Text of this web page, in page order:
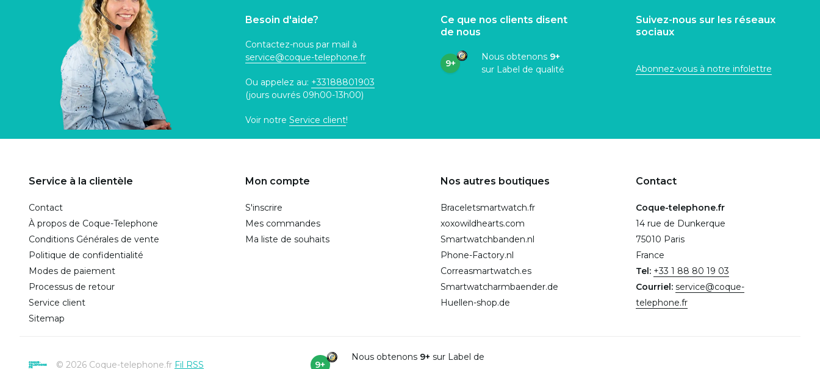
Besoin d'aide?
Contactez-nous par mail à
service@coque-telephone.fr
Ou appelez au: +33188801903
(jours ouvrés 09h00-13h00)
Voir notre Service client!
Ce que nos clients disent
de nous
9+
Nous obtenons 9+
sur Label de qualité
Suivez-nous sur les réseaux
sociaux
Abonnez-vous à notre infolettre
Service à la clientèle
Contact
À propos de Coque-Telephone
Conditions Générales de vente
Politique de confidentialité
Modes de paiement
Processus de retour
Service client
Sitemap
Mon compte
S'inscrire
Mes commandes
Ma liste de souhaits
Nos autres boutiques
Braceletsmartwatch.fr
xoxowildhearts.com
Smartwatchbanden.nl
Phone-Factory.nl
Correasmartwatch.es
Smartwatcharmbaender.de
Huellen-shop.de
Contact
Coque-telephone.fr
14 rue de Dunkerque
75010 Paris
France
Tel: +33 1 88 80 19 03
Courriel: service@coque-
telephone.fr
© 2026 Coque-telephone.fr Fil RSS 9+
Nous obtenons 9+sur Label de